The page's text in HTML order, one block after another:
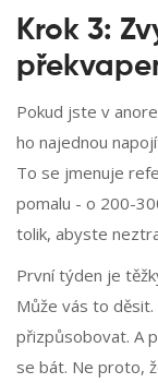
Krok 3:
Pokud jste v
ho najednou
To se jmenuje
pomalu - o 200-
tolik, abyste
První týden je
Může vás to
přizpůsobovat. A
se bát. Ne proto,